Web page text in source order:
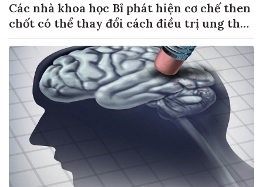
Các nhà khoa học Bỉ phát hiện cơ chế then
chốt có thể thay đổi cách điều trị ung thư